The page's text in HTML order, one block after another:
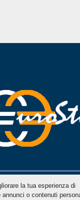
la tua esperienza di
o contenuti